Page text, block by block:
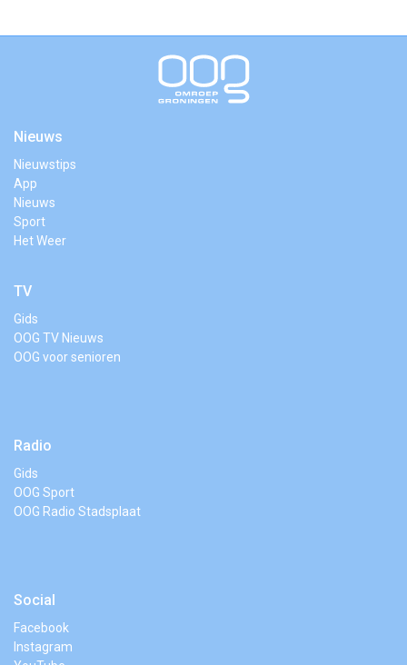
Nieuws
Nieuwstips
App
Nieuws
Sport
Het Weer
TV
Gids
OOG TV Nieuws
OOG voor senioren
Radio
Gids
OOG Sport
OOG Radio Stadsplaat
Social
Facebook
Instagram